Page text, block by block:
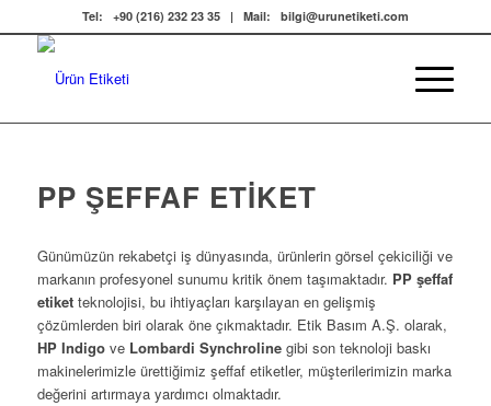
Tel: +90 (216) 232 23 35| Mail: bilgi@urunetiketi.com
PP ŞEFFAF ETIKET
Günümüzün rekabetçi iş dünyasında, ürünlerin görsel çekiciliği ve
markanın profesyonel sunumu kritik önem taşımaktadır. PP şeffaf
etiketteknolojisi, bu ihtiyaçları karşılayan en gelişmiş
çözümlerden biri olarak öne çıkmaktadır. Etik Basım A.Ş. olarak,
HP Indigove Lombardi Synchrolinegibi son teknoloji baskı
makinelerimizle ürettiğimiz şeffaf etiketler, müşterilerimizin marka
değerini artırmaya yardımcı olmaktadır.